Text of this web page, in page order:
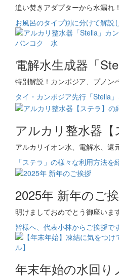
追い焚きアダプターから水漏れ
お風呂のタイプ別に分けて解説
電解水生成器「
特別解説！カンボジア、プノ
タイ・カンボジア先行「Stella
アルカリ整水器
アルカリイオン水、電解水、還
「ステラ」の様々な利用方法を
2025年 新年のご
明けましておめでとう御座いま
皆様へ、代表小林からご挨拶で
年末年始の水回り